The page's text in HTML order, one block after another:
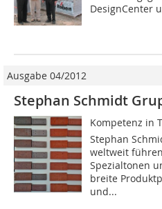
DesignCenter
Ausgabe 04/2012
Stephan Schmidt
Kompetenz in
Stephan
weltweit
Spezialtonen
breite
und...